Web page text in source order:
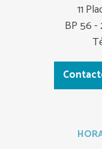
11
BP 56 -